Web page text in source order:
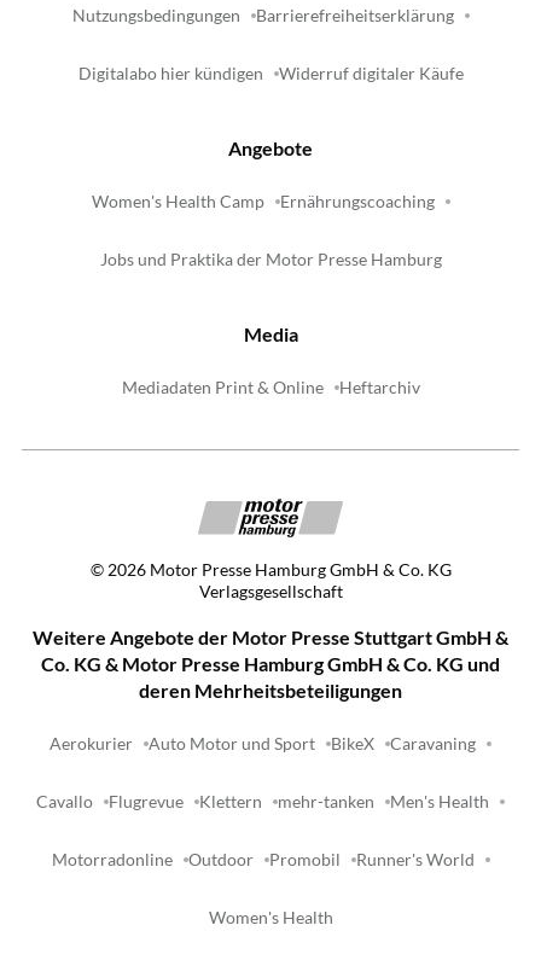
Nutzungsbedingungen Barrierefreiheitserklärung
Digitalabo hier kündigen Widerruf digitaler Käufe
Angebote
Women's Health Camp Ernährungscoaching
Jobs und Praktika der Motor Presse Hamburg
Media
Mediadaten Print & Online Heftarchiv
© 2026 Motor Presse Hamburg GmbH & Co. KG
Verlagsgesellschaft
Weitere Angebote der Motor Presse Stuttgart GmbH &
Co. KG & Motor Presse Hamburg GmbH & Co. KG und
deren Mehrheitsbeteiligungen
Aerokurier Auto Motor und Sport BikeX Caravaning
Cavallo Flugrevue Klettern mehr-tanken Men's Health
Motorradonline Outdoor Promobil Runner's World
Women's Health